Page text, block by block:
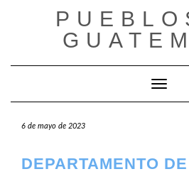
6 de mayo de 2023
DEPARTAMENTO